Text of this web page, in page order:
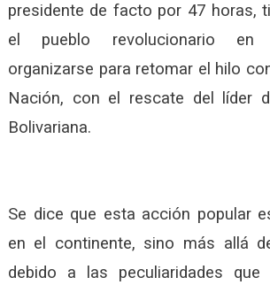
presidente de facto por 47 horas,
el pueblo revolucionario en
organizarse para retomar el hilo
Nación, con el rescate del líder
Bolivariana.
Se dice que esta acción popular
en el continente, sino más allá
debido a las peculiaridades que